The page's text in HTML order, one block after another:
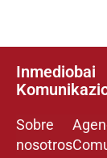
Inmediobai
Sobre
nosotros